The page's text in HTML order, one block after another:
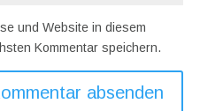
und Website in diesem
Kommentar speichern.